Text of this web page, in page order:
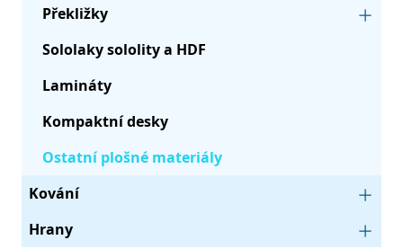
Překližky
Sololaky sololity a HDF
Lamináty
Kompaktní desky
Ostatní plošné materiály
Kování
Hrany